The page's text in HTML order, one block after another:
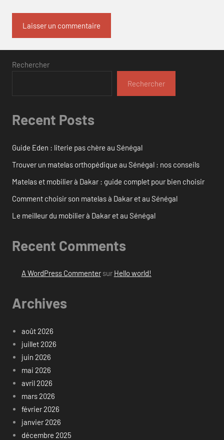
Rechercher
Rechercher
Recent Posts
Guide Eden : literie pas chère au Sénégal
Trouver un matelas orthopédique au Sénégal : nos conseils
Matelas et mobilier à Dakar : guide complet pour bien choisir
Comment choisir son matelas à Dakar et au Sénégal
Le meilleur du mobilier à Dakar et au Sénégal
Recent Comments
A WordPress Commentersur Hello world!
Archives
août 2026
juillet 2026
juin 2026
mai 2026
avril 2026
mars 2026
février 2026
janvier 2026
décembre 2025